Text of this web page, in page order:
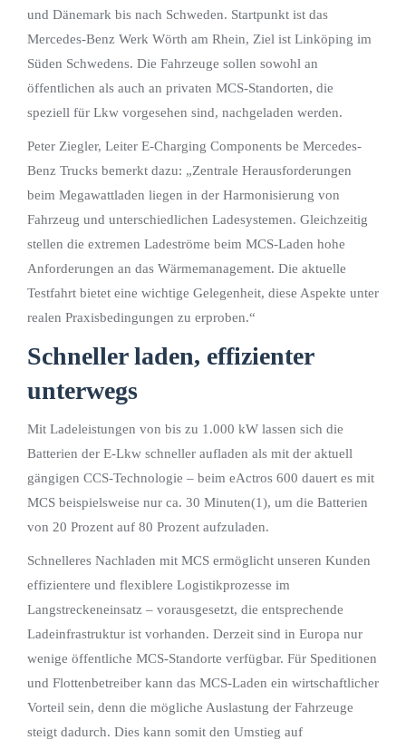
und Dänemark bis nach Schweden. Startpunkt ist das
Mercedes-Benz Werk Wörth am Rhein, Ziel ist Linköping im
Süden Schwedens. Die Fahrzeuge sollen sowohl an
öffentlichen als auch an privaten MCS-Standorten, die
speziell für Lkw vorgesehen sind, nachgeladen werden.
Peter Ziegler, Leiter E-Charging Components be Mercedes-
Benz Trucks bemerkt dazu: „Zentrale Herausforderungen
beim Megawattladen liegen in der Harmonisierung von
Fahrzeug und unterschiedlichen Ladesystemen. Gleichzeitig
stellen die extremen Ladeströme beim MCS-Laden hohe
Anforderungen an das Wärmemanagement. Die aktuelle
Testfahrt bietet eine wichtige Gelegenheit, diese Aspekte unter
realen Praxisbedingungen zu erproben.“
Schneller laden, effizienter
unterwegs
Mit Ladeleistungen von bis zu 1.000 kW lassen sich die
Batterien der E-Lkw schneller aufladen als mit der aktuell
gängigen CCS-Technologie – beim eActros 600 dauert es mit
MCS beispielsweise nur ca. 30 Minuten(1), um die Batterien
von 20 Prozent auf 80 Prozent aufzuladen.
Schnelleres Nachladen mit MCS ermöglicht unseren Kunden
effizientere und flexiblere Logistikprozesse im
Langstreckeneinsatz – vorausgesetzt, die entsprechende
Ladeinfrastruktur ist vorhanden. Derzeit sind in Europa nur
wenige öffentliche MCS-Standorte verfügbar. Für Speditionen
und Flottenbetreiber kann das MCS-Laden ein wirtschaftlicher
Vorteil sein, denn die mögliche Auslastung der Fahrzeuge
steigt dadurch. Dies kann somit den Umstieg auf